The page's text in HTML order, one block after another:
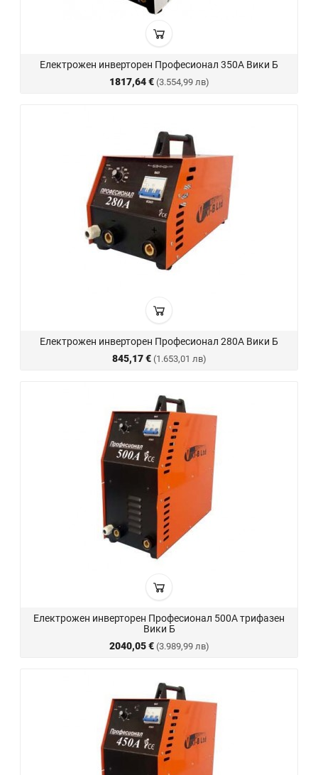
Електрожен инверторен Професионал 350А Вики Б
1817,64 € (3.554,99 лв)
Електрожен инверторен Професионал 280А Вики Б
845,17 € (1.653,01 лв)
Електрожен инверторен Професионал 500А трифазен
Вики Б
2040,05 € (3.989,99 лв)